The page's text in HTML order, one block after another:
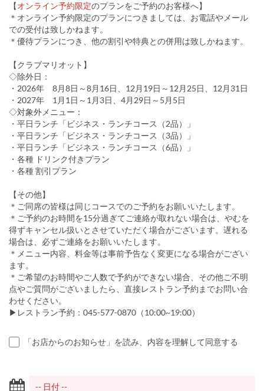
【オンライン予約限定のプランをご予約のお客様へ】
＊オンライン予約限定のプランにつきましては、お電話やメール
での受付は致しかねます。
＊優待プランにつき、他の割引や特典との併用は致しかねます。
【クラブマリオット】
◇除外日：
・2026年 8月8日～8月16日、12月19日～12月25日、12月31日
・2027年 1月1日～1月3日、4月29日～5月5日
◇対象外メニュー：
・平日ランチ「ビジネス・ランチコース（2品）」
・平日ランチ「ビジネス・ランチコース（3品）」
・平日ランチ「ビジネス・ランチコース（6品）」
・各種 ドリンク付きプラン
・各種 割引プラン
【その他】
＊ご同席の皆様は同じコースでのご予約をお願いいたします。
＊ご予約のお時間を15分過ぎてご連絡が取れない場合は、やむを
得ずキャンセル扱いとさせていただく場合がございます。遅れる
場合は、必ずご連絡をお願いいたします。
＊メニュー内容、料金等は事前予告なく変更になる場合がござい
ます。
＊ご希望のお時間やご人数で予約ができない場合、その他ご不明
点やご質問がございましたら、直接レストラン予約までお問い合
わせください。
▶レストラン予約：045-577-0870（10:00~19:00）
「お店からのお知らせ」を読み、内容を理解して同意する